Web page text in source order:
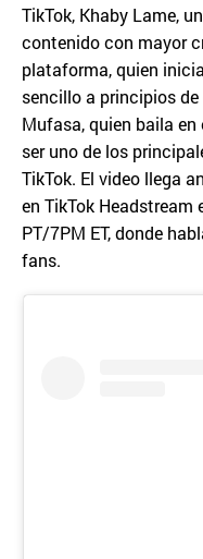
TikTok, Khaby Lame,
contenido con mayor
plataforma, quien
sencillo a principios
Mufasa, quien baila
ser uno de los
TikTok. El video llega
en TikTok Headstream
PT/7PM ET, donde
fans.